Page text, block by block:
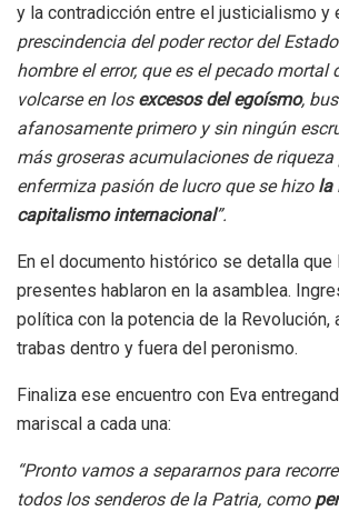
y la contradicción entre el justicialismo y
prescindencia del poder rector del
hombre el error, que es el pecado mortal
volcarse en los excesos del egoísmo,
afanosamente primero y sin ningún
más groseras acumulaciones de
enfermiza pasión de lucro que se hizo la
capitalismo internacional”.
En el documento histórico se detalla
presentes hablaron en la asamblea.
política con la potencia de la Revolución,
trabas dentro y fuera del peronismo.
Finaliza ese encuentro con Eva
mariscal a cada una:
“Pronto vamos a separarnos para
todos los senderos de la Patria, como